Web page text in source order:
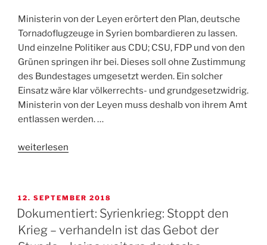
Ministerin von der Leyen erörtert den Plan, deutsche
Tornadoflugzeuge in Syrien bombardieren zu lassen.
Und einzelne Politiker aus CDU; CSU, FDP und von den
Grünen springen ihr bei. Dieses soll ohne Zustimmung
des Bundestages umgesetzt werden. Ein solcher
Einsatz wäre klar völkerrechts- und grundgesetzwidrig.
Ministerin von der Leyen muss deshalb von ihrem Amt
entlassen werden. …
„dokumentiert:
–
kein
deutscher
weiterlesen
VERÖFFENTLICHT
AM
12. SEPTEMBER 2018
Dokumentiert: Syrienkrieg: Stoppt den
Krieg – verhandeln ist das Gebot der